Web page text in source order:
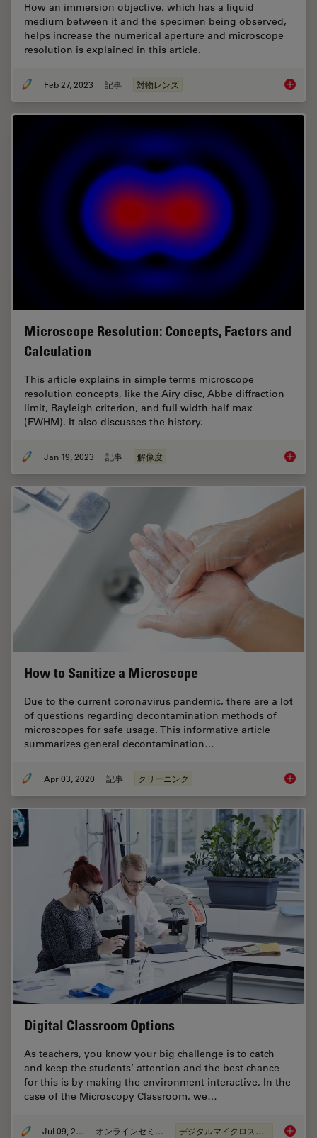
How an immersion objective, which has a liquid
medium between it and the specimen being observed,
helps increase the numerical aperture and microscope
resolution is explained in this article.
Feb 27, 2023 記事 対物レンズ
Microscope Resolution: Concepts, Factors and
Calculation
This article explains in simple terms microscope
resolution concepts, like the Airy disc, Abbe diffraction
limit, Rayleigh criterion, and full width half max
(FWHM). It also discusses the history.
Jan 19, 2023 記事 解像度
How to Sanitize a Microscope
Due to the current coronavirus pandemic, there are a lot
of questions regarding decontamination methods of
microscopes for safe usage. This informative article
summarizes general decontamination…
Apr 03, 2020 記事 クリーニング How to
Digital Classroom Options
As teachers, you know your big challenge is to catch
and keep the students’ attention and the best chance
for this is by making the environment interactive. In the
case of the Microscopy Classroom, we…
Jul 09, 2019 オンラインセミナー デジタルマイクロスコープ Digital